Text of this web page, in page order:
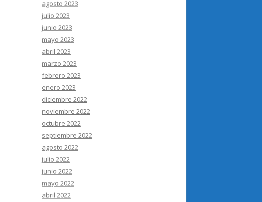
agosto 2023
julio 2023
junio 2023
mayo 2023
abril 2023
marzo 2023
febrero 2023
enero 2023
diciembre 2022
noviembre 2022
octubre 2022
septiembre 2022
agosto 2022
julio 2022
junio 2022
mayo 2022
abril 2022